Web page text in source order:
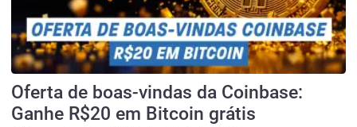
Oferta de boas-vindas da Coinbase:
Ganhe R$20 em Bitcoin grátis